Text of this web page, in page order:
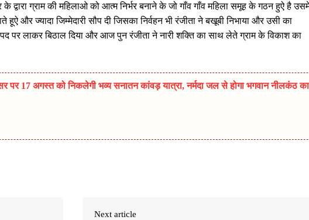
द्वारा ग्राम की महिलाओ को आत्म निर्भर बनाने के जो गाँव गाँव महिला समूह के गठन हुऐ है
और ज्यादा जिम्मेदारी सौप दी जिसका निर्वहन भी रंजीता ने बखूबी निभाया और उसी का
पर लाकर बिठाल दिया और आज पुन रंजीता ने नारी शक्ति का साथ लेते ग्राम के विकाश का
पर 17 अगस्त को निकलेगी भव्य सनातन कांवड़ यात्रा, नर्मदा जल से होगा भगवान नीलकंठ का
Next article